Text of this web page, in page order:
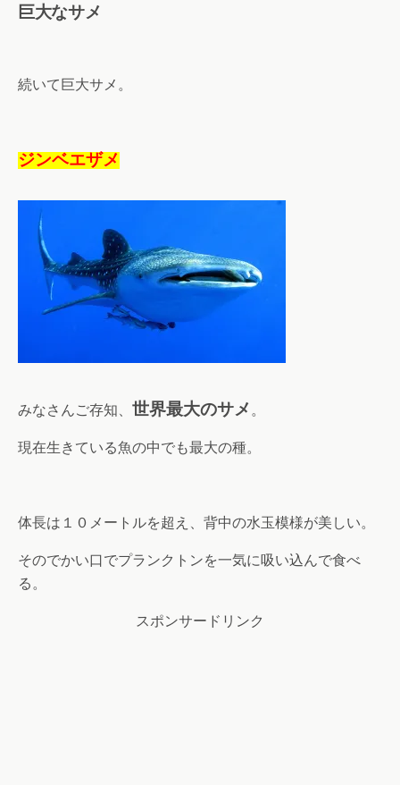
巨大なサメ
続いて巨大サメ。
ジンベエザメ
みなさんご存知、 世界最大のサメ 。
現在生きている魚の中でも最大の種。
体長は１０メートルを超え、背中の水玉模様が美しい。
そのでかい口でプランクトンを一気に吸い込んで食べ
る。
スポンサードリンク